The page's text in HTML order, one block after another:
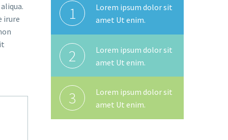
irure
1
Lorem ipsum dolor sit
amet Ut enim.
2
Lorem ipsum dolor sit
amet Ut enim.
3
Lorem ipsum dolor sit
amet Ut enim.